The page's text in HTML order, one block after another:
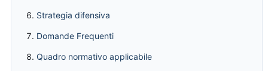
Strategia difensiva
Domande Frequenti
Quadro normativo applicabile